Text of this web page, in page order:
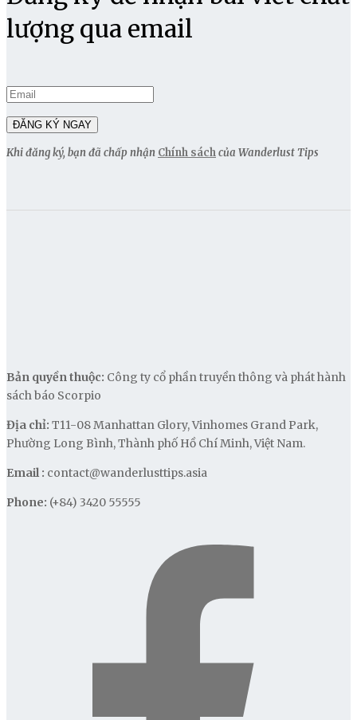
lượng qua email
Khi đăng ký, bạn đã chấp nhận Chính sáchcủa Wanderlust Tips
Bản quyền thuộc: Công ty cổ phần truyền thông và phát hành
sách báo Scorpio
Địa chỉ: T11-08 Manhattan Glory, Vinhomes Grand Park,
Phường Long Bình, Thành phố Hồ Chí Minh, Việt Nam.
Email : contact@wanderlusttips.asia
Phone: (+84) 3420 55555